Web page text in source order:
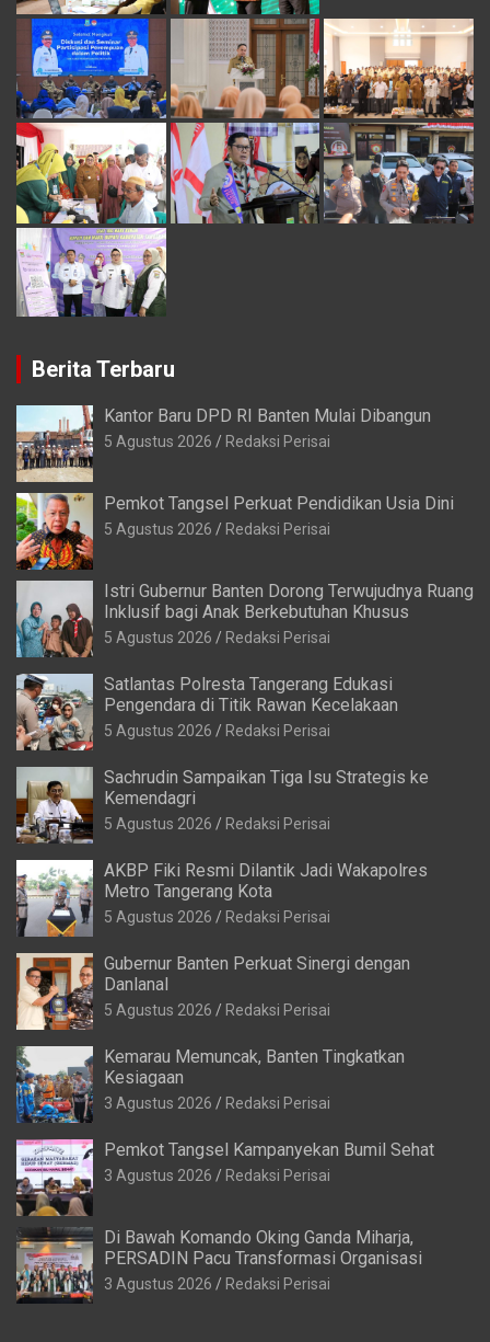
Berita Terbaru
Kantor Baru DPD RI Banten Mulai Dibangun
5 Agustus 2026 Redaksi Perisai
Pemkot Tangsel Perkuat Pendidikan Usia Dini
5 Agustus 2026 Redaksi Perisai
Istri Gubernur Banten Dorong Terwujudnya Ruang
Inklusif bagi Anak Berkebutuhan Khusus
5 Agustus 2026 Redaksi Perisai
Satlantas Polresta Tangerang Edukasi
Pengendara di Titik Rawan Kecelakaan
5 Agustus 2026 Redaksi Perisai
Sachrudin Sampaikan Tiga Isu Strategis ke
Kemendagri
5 Agustus 2026 Redaksi Perisai
AKBP Fiki Resmi Dilantik Jadi Wakapolres
Metro Tangerang Kota
5 Agustus 2026 Redaksi Perisai
Gubernur Banten Perkuat Sinergi dengan
Danlanal
5 Agustus 2026 Redaksi Perisai
Kemarau Memuncak, Banten Tingkatkan
Kesiagaan
3 Agustus 2026 Redaksi Perisai
Pemkot Tangsel Kampanyekan Bumil Sehat
3 Agustus 2026 Redaksi Perisai
Di Bawah Komando Oking Ganda Miharja,
PERSADIN Pacu Transformasi Organisasi
3 Agustus 2026 Redaksi Perisai